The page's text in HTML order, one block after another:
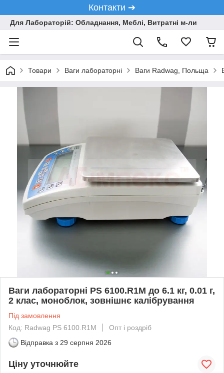
Контакти ➔
Для Лабораторій: Обладнання, Меблі, Витратні м-ли
Товари Ваги лабораторні Ваги Radwag, Польща
Ваги лабораторні PS 6100.R1М до 6.1 кг, 0.01 г,
2 клас, моноблок, зовнішнє калібрування
Під замовлення
Код: Radwag PS 6100.R1М
Опт і роздріб
Відправка з 29 серпня 2026
Ціну уточнюйте